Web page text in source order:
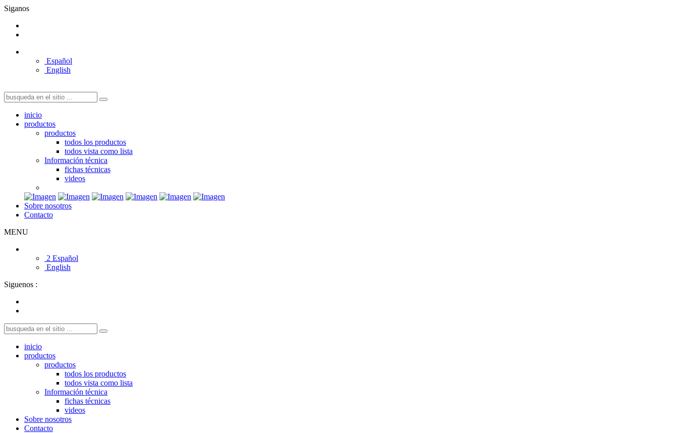
Siganos
Español
English
inicio
productos
productos
todos los productos
todos vista como lista
Información técnica
fichas técnicas
videos
Sobre nosotros
Contacto
MENU
2 Español
English
Siguenos :
inicio
productos
productos
todos los productos
todos vista como lista
Información técnica
fichas técnicas
videos
Sobre nosotros
Contacto